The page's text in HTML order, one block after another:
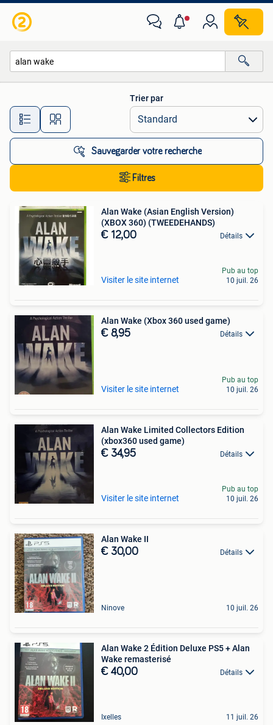
Toutes les distances…
Trier par
Sauvegarder votre recherche
Filtres
Alan Wake (Asian English Version)
(XBOX 360) (TWEEDEHANDS)
€ 12,00 Détails
Visiter le site internet
Pub au top
10 juil. 26
Alan Wake (Xbox 360 used game)
€ 8,95 Détails
Visiter le site internet
Pub au top
10 juil. 26
Alan Wake Limited Collectors Edition
(xbox360 used game)
€ 34,95 Détails
Visiter le site internet
Pub au top
10 juil. 26
Alan Wake II
€ 30,00 Détails
Ninove 10 juil. 26
Alan Wake 2 Édition Deluxe PS5 + Alan
Wake remasterisé
€ 40,00 Détails
Ixelles 11 juil. 26